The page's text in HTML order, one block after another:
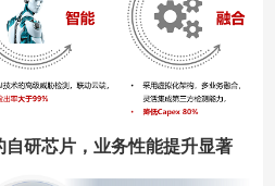
研芯片，业务性能提升显著